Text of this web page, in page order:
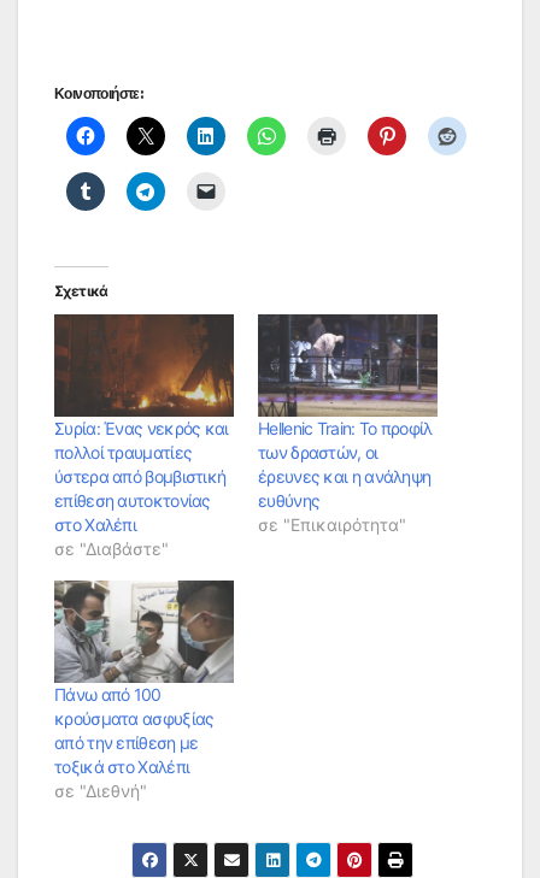
Κοινοποιήστε:
Σχετικά
Συρία: Ένας νεκρός και
πολλοί τραυματίες
ύστερα από βομβιστική
επίθεση αυτοκτονίας
στο Χαλέπι
σε "Διαβάστε"
Hellenic Train: Το προφίλ
των δραστών, οι
έρευνες και η ανάληψη
ευθύνης
σε "Επικαιρότητα"
Πάνω από 100
κρούσματα ασφυξίας
από την επίθεση με
τοξικά στο Χαλέπι
σε "Διεθνή"